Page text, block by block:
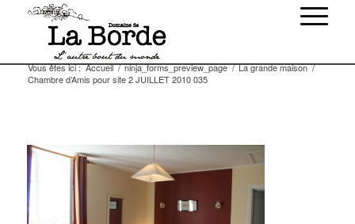
Vous êtes ici : Accueil / ninja_forms_preview_page / La grande maison /
Chambre d’Amis pour site 2 JUILLET 2010 035